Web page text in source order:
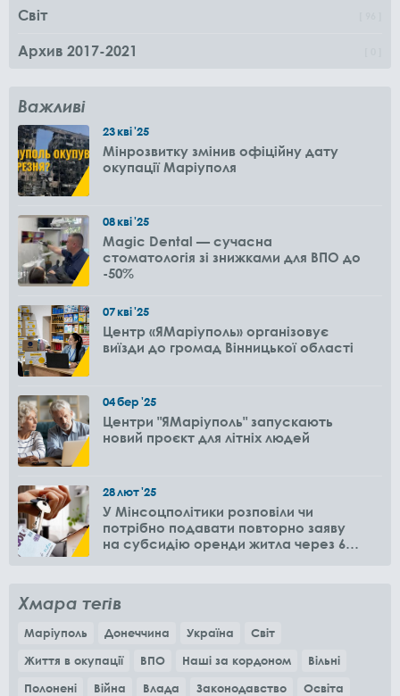
Світ
Архив 2017-2021
Важливі
23кві'25
Мінрозвитку змінив офіційну дату
окупації Маріуполя
08кві'25
Magic Dental — сучасна
стоматологія зі знижками для ВПО до
-50%
07кві'25
Центр «ЯМаріуполь» організовує
виїзди до громад Вінницької області
04бер'25
Центри "ЯМаріуполь" запускають
новий проєкт для літніх людей
28лют'25
У Мінсоцполітики розповіли чи
потрібно подавати повторно заяву
на субсидію оренди житла через 6
Хмара тегів
Маріуполь Донеччина Україна
Світ
Життя в окупації
ВПО Наші за кордоном
Вільні
Полонені
Війна Влада Законодавство
Освіта